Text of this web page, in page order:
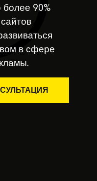
90%
в сфере